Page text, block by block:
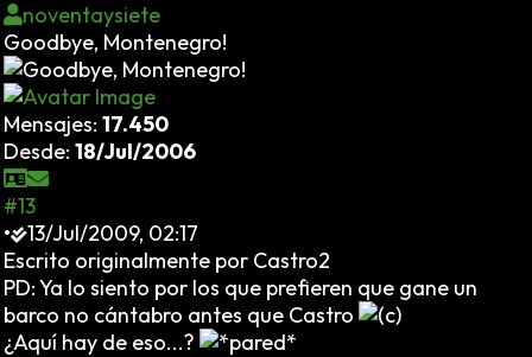
noventaysiete
Goodbye, Montenegro!
Mensajes: 17.450
Desde: 18/Jul/2006
#13
•
13/Jul/2009, 02:17
Escrito originalmente por Castro2
PD: Ya lo siento por los que prefieren que gane un
barco no cántabro antes que Castro
¿Aquí hay de eso...?